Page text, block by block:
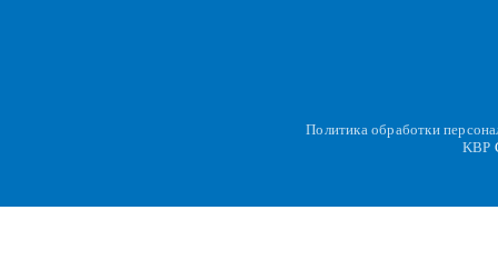
Политика обработки
KBP